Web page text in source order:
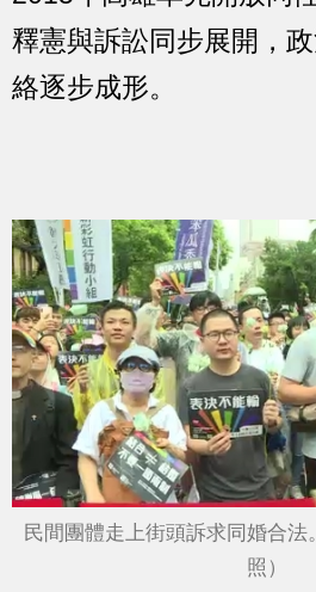
釋憲與訴訟同步展開，
絡逐步成形。
民間團體走上街頭訴求同婚合
照）